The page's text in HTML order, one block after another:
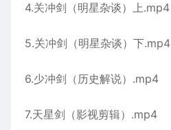
4.关冲剑（明星杂谈）上.mp4
5.关冲剑（明星杂谈）下.mp4
6.少冲剑（历史解说）.mp4
7.天星剑（影视剪辑）.mp4